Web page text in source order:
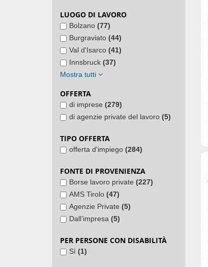
LUOGO DI LAVORO
Bolzano (77)
Burgraviato (44)
Val d'Isarco (41)
Innsbruck (37)
Mostra tutti
OFFERTA
di imprese (279)
di agenzie private del lavoro (5)
TIPO OFFERTA
offerta d'impiego (284)
FONTE DI PROVENIENZA
Borse lavoro private (227)
AMS Tirolo (47)
Agenzie Private (5)
Dall’impresa (5)
PER PERSONE CON DISABILITÀ
Sì (1)